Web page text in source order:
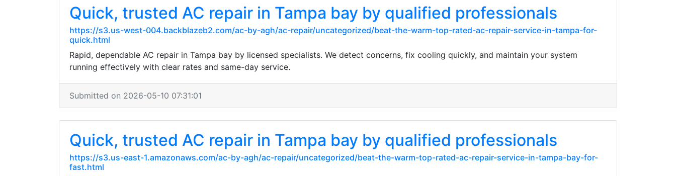
Quick, trusted AC repair in Tampa bay by qualified professionals
https://s3.us-west-004.backblazeb2.com/ac-by-agh/ac-repair/uncategorized/beat-the-warm-top-rated-ac-repair-service-in-tampa-for-
quick.html
Rapid, dependable AC repair in Tampa bay by licensed specialists. We detect concerns, fix cooling quickly, and maintain your system
running effectively with clear rates and same-day service.
Submitted on 2026-05-10 07:31:01
Quick, trusted AC repair in Tampa bay by qualified professionals
https://s3.us-east-1.amazonaws.com/ac-by-agh/ac-repair/uncategorized/beat-the-warm-top-rated-ac-repair-service-in-tampa-bay-for-
fast.html